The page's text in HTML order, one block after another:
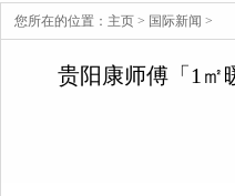
您所在的位置： 主页 > 国际新闻 >
贵阳康师傅「1㎡